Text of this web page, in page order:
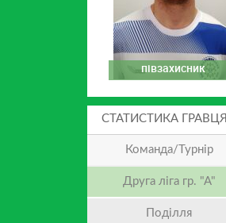
півзахисник
СТАТИСТИКА ГРАВЦЯ
Команда/Турнір
Друга ліга гр. "А"
Поділля